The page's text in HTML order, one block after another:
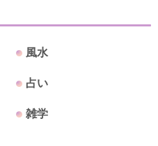
風水
占い
雑学